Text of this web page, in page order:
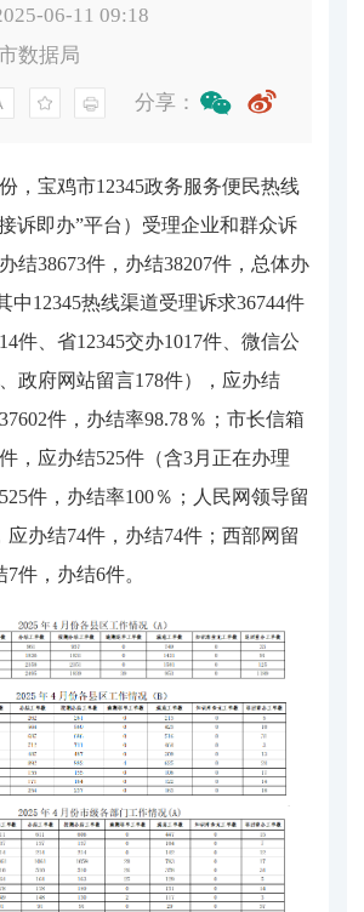
06-11 09:18
数据局
分享：
，宝鸡市12345政务服务便民热线
诉即办”平台）受理企业和群众诉
结38673件，办结38207件，总体办
中12345热线渠道受理诉求36744件
件、省12345交办1017件、微信公
政府网站留言178件），应办结
件，办结率98.78％；市长信箱
，应办结525件（含3月正在办理
件，办结率100％；人民网领导留
应办结74件，办结74件；西部网留
件，办结6件。